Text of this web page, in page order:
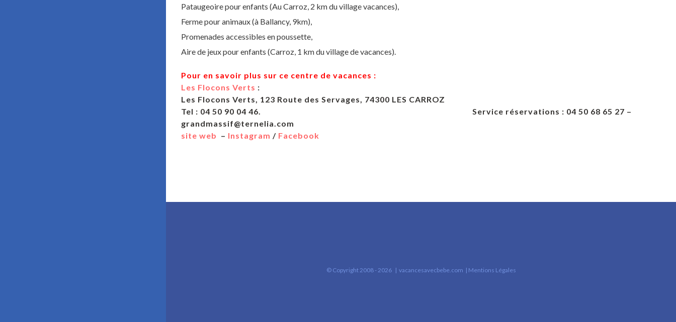
Pataugeoire pour enfants (Au Carroz, 2 km du village vacances),
Ferme pour animaux (à Ballancy, 9km),
Promenades accessibles en poussette,
Aire de jeux pour enfants (Carroz, 1 km du village de vacances).
Pour en savoir plus sur ce centre de vacances :
Les Flocons Verts :
Les Flocons Verts, 123 Route des Servages, 74300 LES CARROZ
Tel : 04 50 90 04 46. Service réservations : 04 50 68 65 27 –
grandmassif@ternelia.com
site web – Instagram / Facebook
© Copyright 2008 -2026 | vacancesavecbebe.com | Mentions Légales